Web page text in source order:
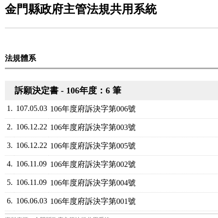
金門縣政府主管法規共用系統
法規體系
訴願決定書 - 106年度：6 筆
1. 107.05.03 106年度府訴決字第006號
2. 106.12.22 106年度府訴決字第003號
3. 106.12.22 106年度府訴決字第005號
4. 106.11.09 106年度府訴決字第002號
5. 106.11.09 106年度府訴決字第004號
6. 106.06.03 106年度府訴決字第001號